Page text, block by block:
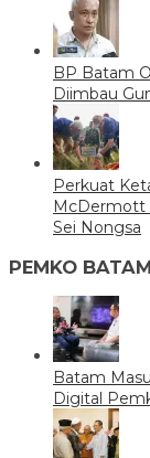
BP Batam
Diimbau
Perkuat
McDermott
Sei Nongsa
PEMKO BATAM
Batam
Digital